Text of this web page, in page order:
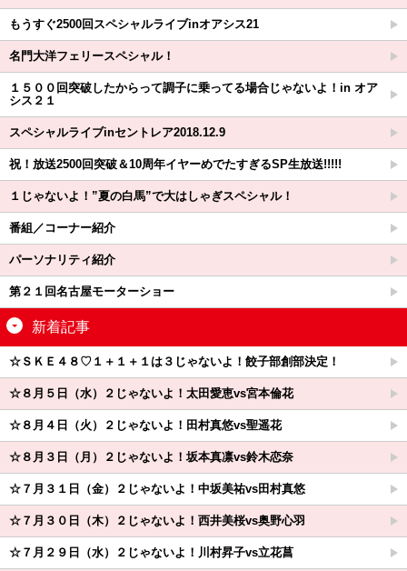
もうすぐ2500回スペシャルライブinオアシス21
名門大洋フェリースペシャル！
１５００回突破したからって調子に乗ってる場合じゃないよ！in オア
シス２１
スペシャルライブinセントレア2018.12.9
祝！放送2500回突破＆10周年イヤーめでたすぎるSP生放送!!!!!
１じゃないよ！”夏の白馬”で大はしゃぎスペシャル！
番組／コーナー紹介
パーソナリティ紹介
第２１回名古屋モーターショー
新着記事
☆ＳＫＥ４８♡１＋１＋１は３じゃないよ！餃子部創部決定！
☆８月５日（水）２じゃないよ！太田愛恵vs宮本倫花
☆８月４日（火）２じゃないよ！田村真悠vs聖遥花
☆８月３日（月）２じゃないよ！坂本真凛vs鈴木恋奈
☆７月３１日（金）２じゃないよ！中坂美祐vs田村真悠
☆７月３０日（木）２じゃないよ！西井美桜vs奥野心羽
☆７月２９日（水）２じゃないよ！川村昇子vs立花菖